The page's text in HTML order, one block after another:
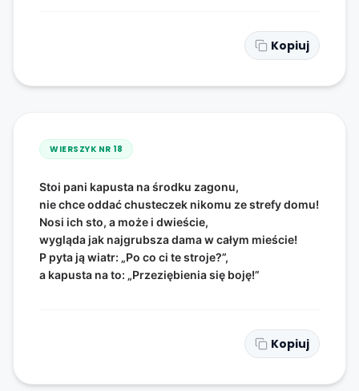
Kopiuj
WIERSZYK NR 18
Stoi pani kapusta na środku zagonu,
nie chce oddać chusteczek nikomu ze strefy domu!
Nosi ich sto, a może i dwieście,
wygląda jak najgrubsza dama w całym mieście!
P pyta ją wiatr: „Po co ci te stroje?”,
a kapusta na to: „Przeziębienia się boję!”
Kopiuj